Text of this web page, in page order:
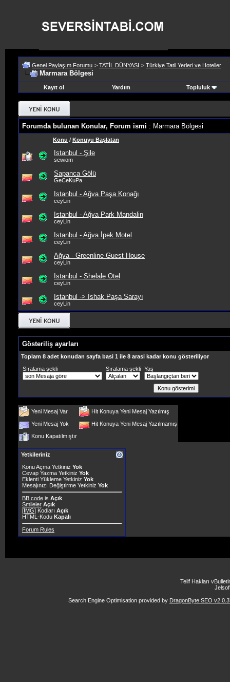
Genel Paylaşım Forumu > TATİL DÜNYASI > Türkiye Tatil Yerleri ve Hoteller
Marmara Bölgesi
Kayıt ol Yardım Topluluk
Forumda bulunan Konular, Forum ismi : Marmara Bölgesi
Konu / Konuyu Başlatan
Istanbul - Şile
sewiom
Sapanca Gölü
GeCeKuPa
Istanbul - Ağva Paşa Konağı
ceyLin
Istanbul - Ağva Park Mandalin
ceyLin
Istanbul - Ağva İpek Motel
ceyLin
Ağva - Greenline Guest House
ceyLin
Istanbul - Shelale Otel
ceyLin
Istanbul -> İshak Paşa Sarayı
ceyLin
Gösteriliş ayarları
Toplam 8 adet konudan sayfa basi 1 ile 8 arasi kadar konu gösteriliyor
Sıralama şekli
Sıralama şekli Yaş
Yeni Mesaj Var
Hit Konuya Yeni Mesaj Yazılmış
Yeni Mesaj Yok
Hit Konuya Yeni Mesaj Yazılmamış
Konu Kapatılmıştır
Yetkileriniz
Konu Açma Yetkiniz Yok
Cevap Yazma Yetkiniz Yok
Eklenti Yükleme Yetkiniz Yok
Mesajınızı Değiştirme Yetkiniz Yok
BB code is Açık
Smileler Açık
[IMG] Kodları Açık
HTML-Kodu Kapalı
Forum Rules
Telif Hakları
Search Engine Optimisation provided by DragonByte SEO